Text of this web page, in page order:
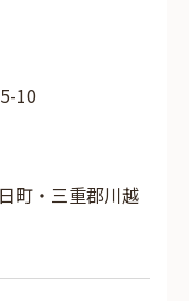
10
町・三重郡川越